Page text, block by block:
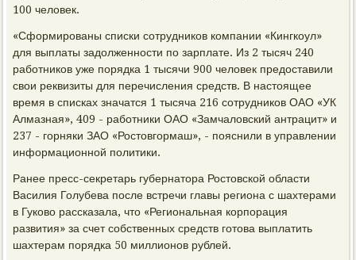
100 человек.
«Сформированы списки сотрудников компании «Кингкоул»
для выплаты задолженности по зарплате. Из 2 тысяч 240
работников уже порядка 1 тысячи 900 человек предоставили
свои реквизиты для перечисления средств. В настоящее
время в списках значатся 1 тысяча 216 сотрудников ОАО «УК
Алмазная», 409 - работники ОАО «Замчаловский антрацит» и
237 - горняки ЗАО «Ростовгормаш», - пояснили в управлении
информационной политики.
Ранее пресс-секретарь губернатора Ростовской области
Василия Голубева после встречи главы региона с шахтерами
в Гуково рассказала, что «Региональная корпорация
развития» за счет собственных средств готова выплатить
шахтерам порядка 50 миллионов рублей.